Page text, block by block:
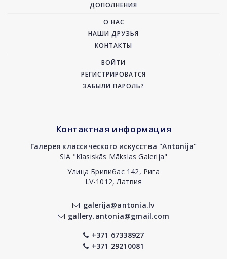
ДОПОЛНЕНИЯ
О НАС
НАШИ ДРУЗЬЯ
КОНТАКТЫ
ВОЙТИ
РЕГИСТРИРОВАТСЯ
ЗАБЫЛИ ПАРОЛЬ?
Контактная информация
Галерея классического искусства "Antonija"
SIA "Klasiskās Mākslas Galerija"
Улица Бривибас 142, Рига
LV-1012, Латвия
galerija@antonia.lv
gallery.antonia@gmail.com
+371 67338927
+371 29210081